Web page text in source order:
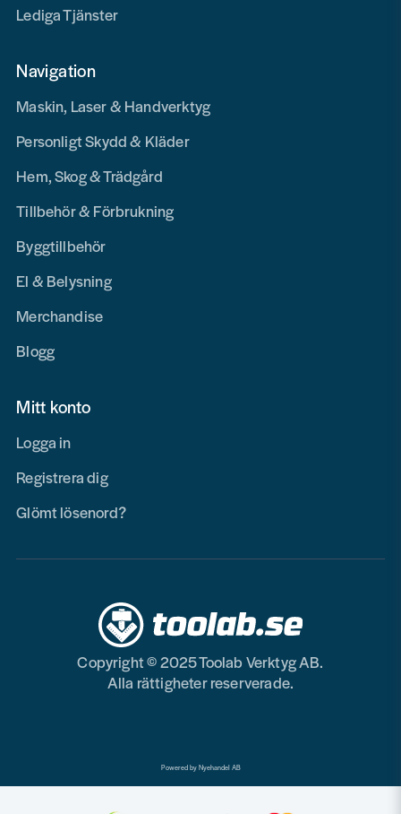
Lediga Tjänster
Navigation
Maskin, Laser & Handverktyg
Personligt Skydd & Kläder
Hem, Skog & Trädgård
Tillbehör & Förbrukning
Byggtillbehör
El & Belysning
Merchandise
Blogg
Mitt konto
Logga in
Registrera dig
Glömt lösenord?
Copyright © 2025 Toolab Verktyg AB.
Alla rättigheter reserverade.
Powered by Nyehandel AB